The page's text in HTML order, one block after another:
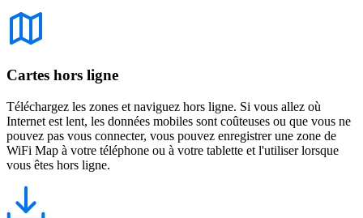
Cartes hors ligne
Téléchargez les zones et naviguez hors ligne. Si vous allez où
Internet est lent, les données mobiles sont coûteuses ou que vous ne
pouvez pas vous connecter, vous pouvez enregistrer une zone de
WiFi Map à votre téléphone ou à votre tablette et l'utiliser lorsque
vous êtes hors ligne.